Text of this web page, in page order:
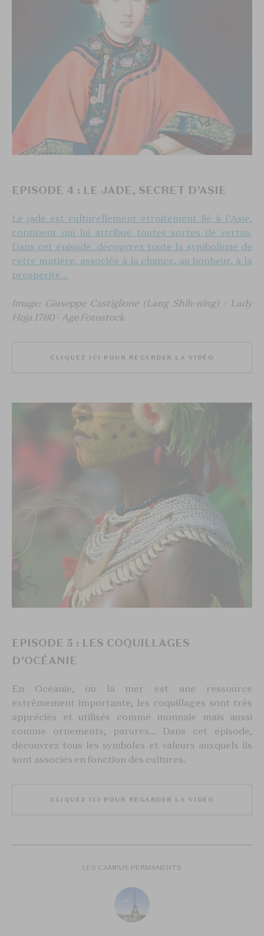
EPISODE 4 : LE JADE, SECRET D’ASIE
Le jade est culturellement étroitement lié à l’Asie,
continent qui lui attribue toutes sortes de vertus.
Dans cet épisode, découvrez toute la symbolique de
cette matière, associée à la chance, au bonheur, à la
prospérité…
Image: Giuseppe Castiglione (Lang Shih-ning) - Lady
Hoja 1760 - Age Fotostock
CLIQUEZ ICI POUR REGARDER LA VIDÉO
EPISODE 5 : LES COQUILLAGES
D’OCÉANIE
En Océanie, où la mer est une ressource
extrêmement importante, les coquillages sont très
appréciés et utilisés comme monnaie mais aussi
comme ornements, parures... Dans cet épisode,
découvrez tous les symboles et valeurs auxquels ils
sont associés en fonction des cultures.
CLIQUEZ ICI POUR REGARDER LA VIDÉO
LES CAMPUS PERMANENTS